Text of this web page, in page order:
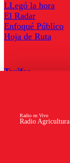
Radio Agricultura
Radio en Vivo
LLegó la hora
El Radar
Enfoqué Público
Hoja de Ruta
Tarifas